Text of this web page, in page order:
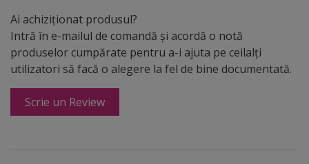
Ai achiziționat produsul?
Intră în e-mailul de comandă și acordă o notă
produselor cumpărate pentru a-i ajuta pe ceilalți
utilizatori să facă o alegere la fel de bine documentată.
Scrie un Review